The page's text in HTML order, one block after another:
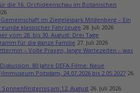
die 16. Orchideenschau im Botanischen
im Ziegeleipark Mildenberg – Ein
klassischer Fahrzeuge 28. Juli 2026
vom 28. bis 30. August: Drei Tage
für die ganze Familie 27. Juli 2026
– Volle Praxen, lange Wartezeiten – was
80 Jahre DEFA-Filme: Neue
Potsdam, 24.07.2026 bis 2.05.2027 26.
am 12. August 26. Juli 2026